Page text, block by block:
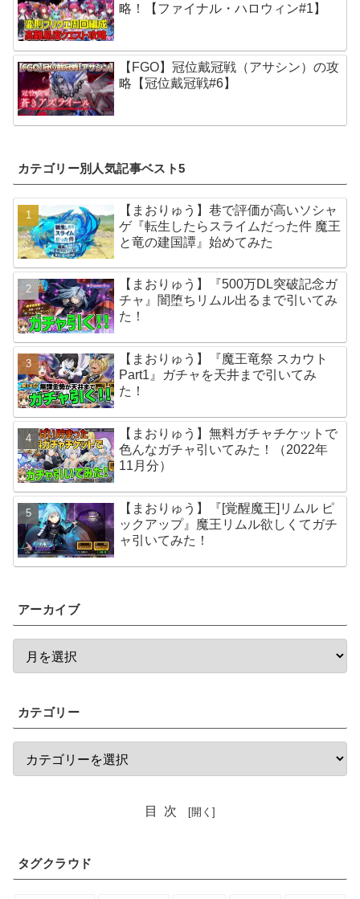
略！【ファイナル・ハロウィン#1】
【FGO】冠位戴冠戦（アサシン）の攻
略【冠位戴冠戦#6】
カテゴリー別人気記事ベスト5
【まおりゅう】巷で評価が高いソシャ
ゲ『転生したらスライムだった件 魔王
と竜の建国譚』始めてみた
【まおりゅう】『500万DL突破記念ガ
チャ』闇堕ちリムル出るまで引いてみ
た！
【まおりゅう】『魔王竜祭 スカウト
Part1』ガチャを天井まで引いてみ
た！
【まおりゅう】無料ガチャチケットで
色んなガチャ引いてみた！（2022年
11月分）
【まおりゅう】『[覚醒魔王]リムル ピ
ックアップ』魔王リムル欲しくてガチ
ャ引いてみた！
アーカイブ
カテゴリー
目次
タグクラウド